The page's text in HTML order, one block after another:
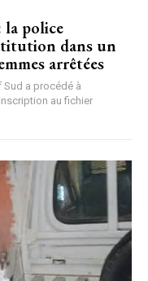
la police
dans un
arrêtées
Sud a procédé à
au fichier